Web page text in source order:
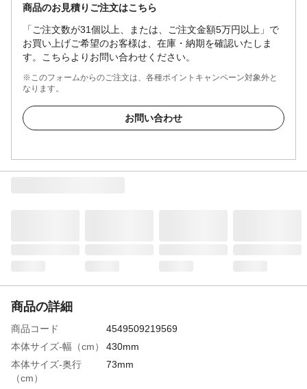
商品のお見積りご注文はこちら
「ご注文数が31個以上、または、ご注文金額5万円以上」で
お買い上げご希望のお客様は、在庫・納期を確認いたしま
す。こちらよりお問い合わせください。
※このフォームからのご注文は、各種ポイントキャンペーン対象外と
なります。
お問い合わせ
商品の詳細
商品コード
4549509219569
本体サイズ-幅（cm）
430mm
本体サイズ-奥行
（cm）
73mm